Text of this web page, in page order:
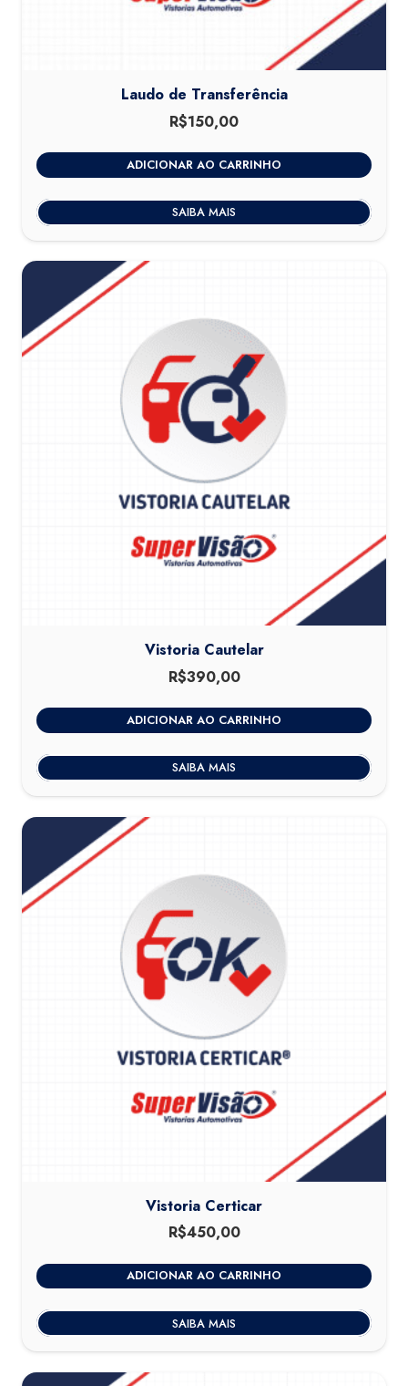
Laudo de Transferência
R$150,00
ADICIONAR AO CARRINHO
SAIBA MAIS
Vistoria Cautelar
R$390,00
ADICIONAR AO CARRINHO
SAIBA MAIS
Vistoria Certicar
R$450,00
ADICIONAR AO CARRINHO
SAIBA MAIS